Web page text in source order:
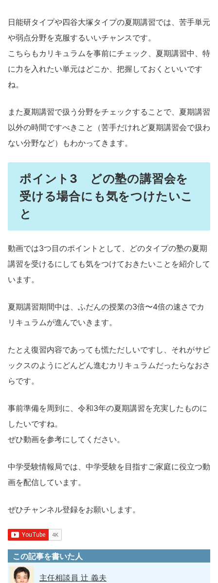
日能研タイプや四谷大塚タイプの夏期講習では、苦手単元
や弱点分野を克服するいいチャンスです。
こちらもカリキュラムを事前にチェック、夏期講習中、特
に力を入れたい単元はどこか、把握しておくといいです
ね。
また夏期講習で扱う分野をチェックすることで、夏期講習
以外の時間ですべきこと（苦手だけれど夏期講習会で扱わ
ない分野など）もわかってきます。
ポイント3 どの塾の講習会を
受ける場合にも気をつけたいこ
と
動画では3つ目のポイントとして、どのタイプの塾の夏期
講習を受けるにしても気をつけておきたいことを紹介して
います。
夏期講習期間中は、ふだんの授業の3倍〜4倍の速さでカ
リキュラムが進んでいきます。
たとえ復習内容であっても慌ただしいですし、それがサピ
ックスのようにどんどん進むカリキュラムだったらなおさ
らです。
事前準備を周到に、令和3年の夏期講習を充実したものに
したいですね。
ぜひ動画を参考にしてください。
中学受験情報局では、中学受験を目指すご家庭に役立つ動
画を配信しています。
ぜひチャンネル登録をお願いします。
この記事を書いた人
主任相談員 辻 義夫